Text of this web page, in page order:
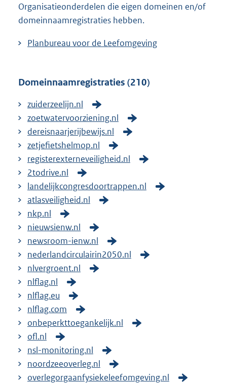
Organisatieonderdelen die eigen domeinen en/of
domeinnaamregistraties hebben.
Planbureau voor de Leefomgeving
Domeinnaamregistraties (210)
zuiderzeelijn.nl
zoetwatervoorziening.nl
dereisnaarjerijbewijs.nl
zetjefietshelmop.nl
registerexterneveiligheid.nl
2todrive.nl
landelijkcongresdoortrappen.nl
atlasveiligheid.nl
nkp.nl
nieuwsienw.nl
newsroom-ienw.nl
nederlandcirculairin2050.nl
nlvergroent.nl
nlflag.nl
nlflag.eu
nlflag.com
onbeperkttoegankelijk.nl
ofl.nl
nsl-monitoring.nl
noordzeeoverleg.nl
overlegorgaanfysiekeleefomgeving.nl